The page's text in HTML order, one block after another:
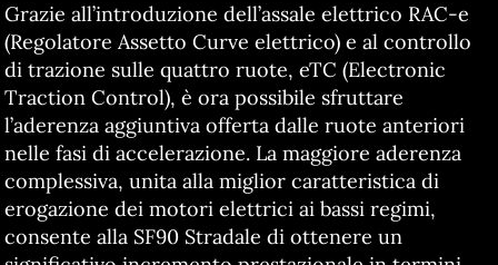
Grazie all’introduzione dell’assale elettrico RAC-e
(Regolatore Assetto Curve elettrico) e al controllo
di trazione sulle quattro ruote, eTC (Electronic
Traction Control), è ora possibile sfruttare
l’aderenza aggiuntiva offerta dalle ruote anteriori
nelle fasi di accelerazione. La maggiore aderenza
complessiva, unita alla miglior caratteristica di
erogazione dei motori elettrici ai bassi regimi,
consente alla SF90 Stradale di ottenere un